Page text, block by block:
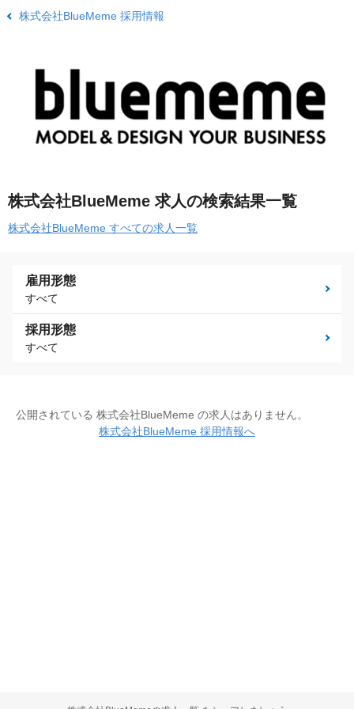
株式会社BlueMeme 採用情報
株式会社BlueMeme 求人の検索結果一覧
株式会社BlueMeme すべての求人一覧
雇用形態
すべて
採用形態
すべて
公開されている 株式会社BlueMeme の求人はありません。
株式会社BlueMeme 採用情報へ